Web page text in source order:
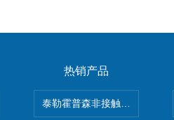
热销产品
泰勒霍普森非接触式轮廓仪